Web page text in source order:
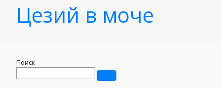
Цезий в моче
Поиск